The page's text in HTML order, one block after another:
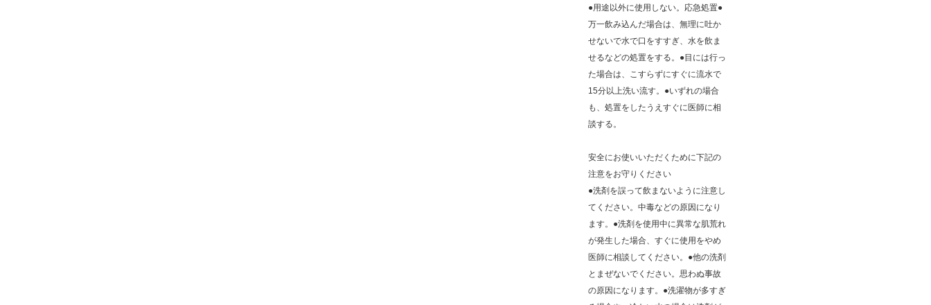
●用途以外に使用しない。応急処置●
万一飲み込んだ場合は、無理に吐か
せないで水で口をすすぎ、水を飲ま
せるなどの処置をする。●目には行っ
た場合は、こすらずにすぐに流水で
15分以上洗い流す。●いずれの場合
も、処置をしたうえすぐに医師に相
談する。
安全にお使いいただくために下記の
注意をお守りください
●洗剤を誤って飲まないように注意し
てください。中毒などの原因になり
ます。●洗剤を使用中に異常な肌荒れ
が発生した場合、すぐに使用をやめ
医師に相談してください。●他の洗剤
とまぜないでください。思わぬ事故
の原因になります。●洗濯物が多すぎ